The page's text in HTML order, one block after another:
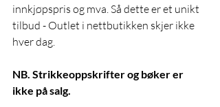
innkjøpspris og mva. Så dette er et unikt
tilbud - Outlet i nettbutikken skjer ikke
hver dag.
NB. Strikkeoppskrifter og bøker er
ikke på salg.